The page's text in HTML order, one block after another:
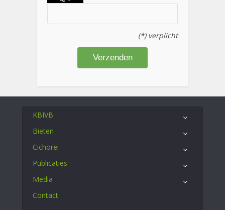
(*) verplicht
KBIVB
Bieten
Cichorei
Publicaties
Media
Contact